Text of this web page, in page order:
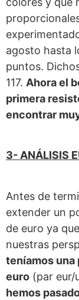
agosto hasta
puntos.
117. Ahora el
primera
encontrar
3- ANÁLISIS
Antes de
extender un
de euro ya
nuestras
teníamos una
euro (par eur/
hemos